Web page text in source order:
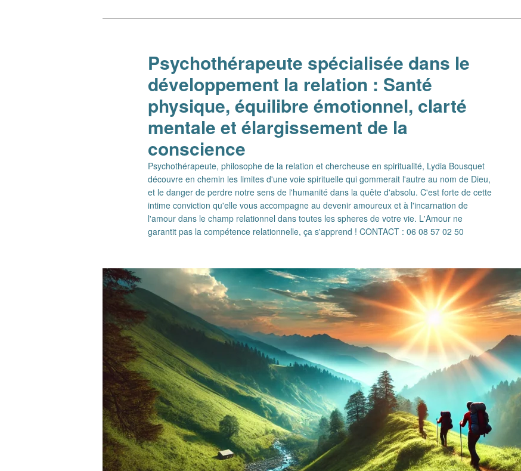
Psychothérapeute spécialisée dans le
développement la relation : Santé
physique, équilibre émotionnel, clarté
mentale et élargissement de la
conscience
Psychothérapeute, philosophe de la relation et chercheuse en spiritualité, Lydia Bousquet
découvre en chemin les limites d'une voie spirituelle qui gommerait l'autre au nom de Dieu,
et le danger de perdre notre sens de l'humanité dans la quête d'absolu. C'est forte de cette
intime conviction qu'elle vous accompagne au devenir amoureux et à l'incarnation de
l'amour dans le champ relationnel dans toutes les spheres de votre vie. L'Amour ne
garantit pas la compétence relationnelle, ça s'apprend ! CONTACT : 06 08 57 02 50